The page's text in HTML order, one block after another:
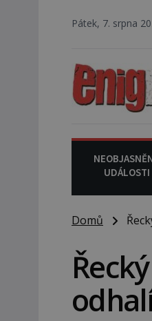
Pátek, 7. srpna
UDÁLOSTI
Domů